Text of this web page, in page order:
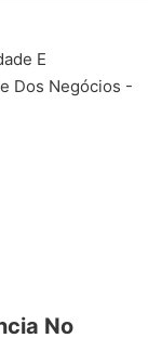
E
Dos Negócios -
No